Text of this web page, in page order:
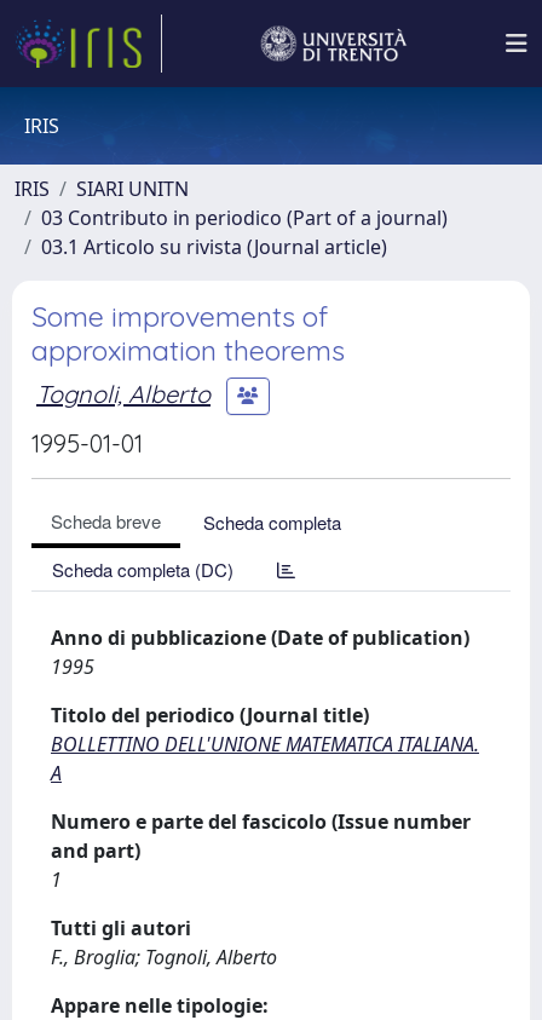
IRIS
IRIS
SIARI UNITN
03 Contributo in periodico (Part of a journal)
03.1 Articolo su rivista (Journal article)
Some improvements of
approximation theorems
Tognoli, Alberto
1995-01-01
Scheda breve
Scheda completa
Scheda completa (DC)
Anno di pubblicazione (Date of publication)
1995
Titolo del periodico (Journal title)
BOLLETTINO DELL'UNIONE MATEMATICA ITALIANA.
A
Numero e parte del fascicolo (Issue number
and part)
1
Tutti gli autori
F., Broglia; Tognoli, Alberto
Appare nelle tipologie: